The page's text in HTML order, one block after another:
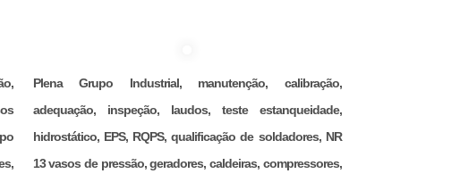
Plena Grupo Industrial, manutenção, calibração,
adequação, inspeção, laudos, teste estanqueidade,
hidrostático, EPS, RQPS, qualificação de soldadores, NR
13 vasos de pressão, geradores, caldeiras, compressores,